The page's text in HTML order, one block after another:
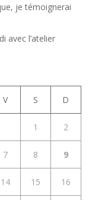
je témoignerai
avec l’atelier
V S D
1 2
7 8 9
14 15 16